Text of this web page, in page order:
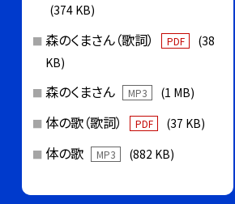
(374 KB)
森のくまさん（歌詞） PDF
(38
KB)
森のくまさん MP3 (1 MB)
体の歌（歌詞） PDF (37 KB)
体の歌 MP3 (882 KB)